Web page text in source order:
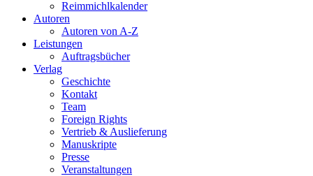
Reimmichlkalender
Autoren
Autoren von A-Z
Leistungen
Auftragsbücher
Verlag
Geschichte
Kontakt
Team
Foreign Rights
Vertrieb & Auslieferung
Manuskripte
Presse
Veranstaltungen